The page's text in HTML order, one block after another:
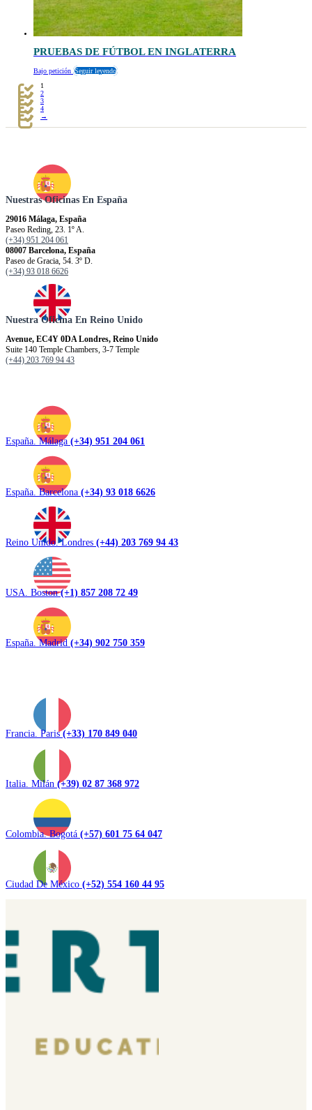
PRUEBAS DE FÚTBOL EN INGLATERRA
Bajo petición Seguir leyendo
1
2
3
4
→
Nuestras Oficinas En España
29016 Málaga, España
Paseo Reding, 23. 1º A.
(+34) 951 204 061
08007 Barcelona, España
Paseo de Gracia, 54. 3º D.
(+34) 93 018 6626
Nuestra Oficina En Reino Unido
Avenue, EC4Y 0DA Londres, Reino Unido
Suite 140 Temple Chambers, 3-7 Temple
(+44) 203 769 94 43
España. Málaga (+34) 951 204 061
España. Barcelona (+34) 93 018 6626
Reino Unido. Londres (+44) 203 769 94 43
USA. Boston(+1) 857 208 72 49
España. Madrid (+34) 902 750 359
Francia. Paris(+33) 170 849 040
Italia. Milán (+39) 02 87 368 972
Colombia. Bogotá (+57) 601 75 64 047
Ciudad De México (+52) 554 160 44 95